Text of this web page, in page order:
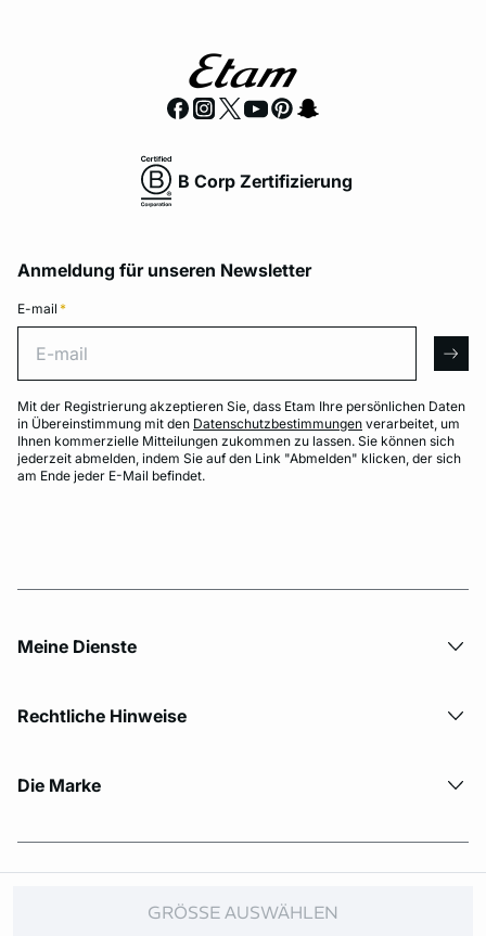
GRÖSSE AUSWÄHLEN
B Corp Zertifizierung
Anmeldung für unseren Newsletter
E-mail *
Mit der Registrierung akzeptieren Sie, dass Etam Ihre persönlichen Daten
in Übereinstimmung mit den Datenschutzbestimmungen verarbeitet, um
Ihnen kommerzielle Mitteilungen zukommen zu lassen. Sie können sich
jederzeit abmelden, indem Sie auf den Link "Abmelden" klicken, der sich
am Ende jeder E-Mail befindet.
Meine Dienste
Rechtliche Hinweise
Die Marke